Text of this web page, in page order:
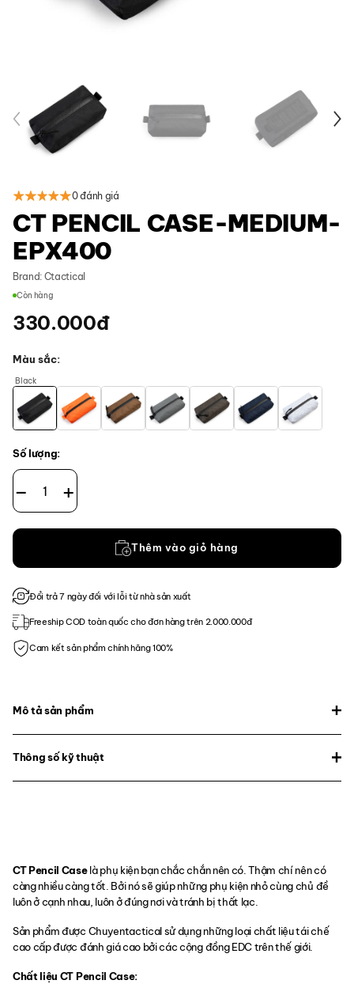
0 đánh giá
CT PENCIL CASE-MEDIUM-
EPX400
Brand: Ctactical
Còn hàng
330.000đ
Màu sắc
Black
Số lượng:
CT Pencil Case-Medium-EPX400 số lượng
Thêm vào giỏ hàng
Đổi trả 7 ngày đối với lỗi từ nhà sản xuất
Freeship COD toàn quốc cho đơn hàng trên 2.000.000đ
Cam kết sản phẩm chính hãng 100%
Mô tả sản phẩm
Thông số kỹ thuật
CT Pencil Caselà phụ kiện bạn chắc chắn nên có. Thậm chí nên có
càng nhiều càng tốt. Bởi nó sẽ giúp những phụ kiện nhỏ cùng chủ đề
luôn ở cạnh nhau, luôn ở đúng nơi và tránh bị thất lạc.
Sản phẩm được Chuyentactical sử dụng những loại chất liệu tái chế
cao cấp được đánh giá cao bởi các cộng đồng EDC trên thế giới.
Chất liệu CT Pencil Case: